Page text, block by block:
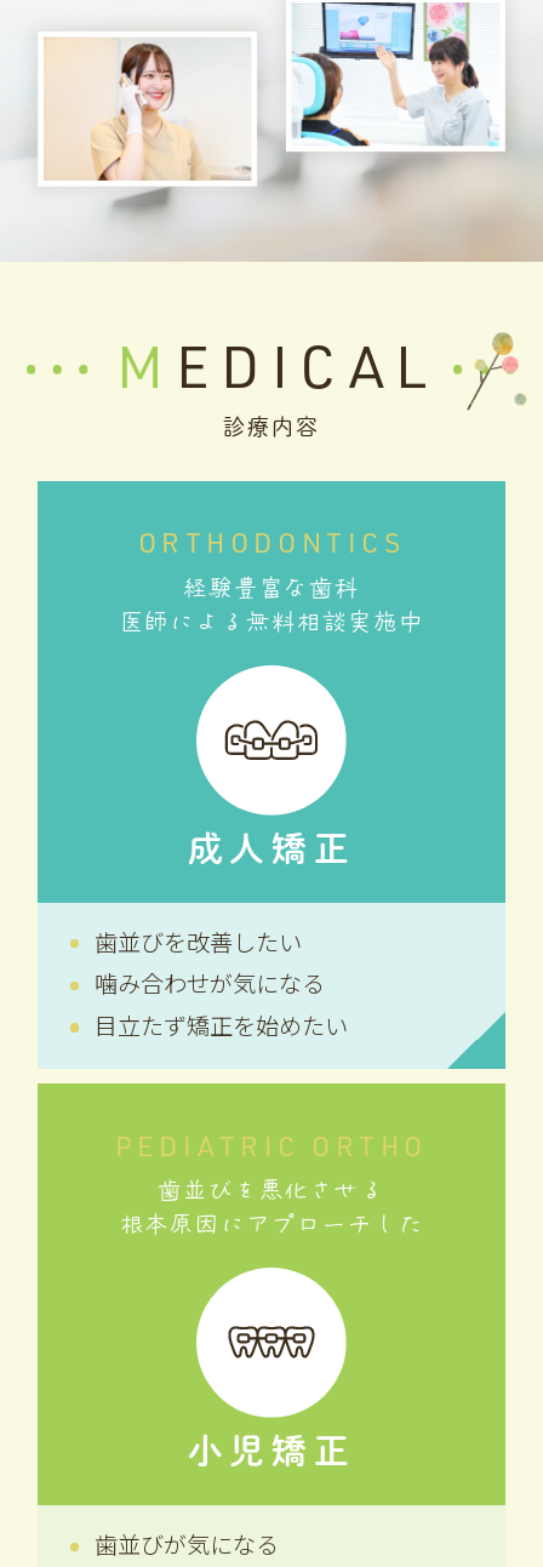
MEDICAL
診療内容
ORTHODONTICS
経験豊富な歯科
医師による無料相談実施中
成人矯正
歯並びを改善したい
噛み合わせが気になる
目立たず矯正を始めたい
PEDIATRIC ORTHO
歯並びを悪化させる
根本原因にアプローチした
小児矯正
歯並びが気になる